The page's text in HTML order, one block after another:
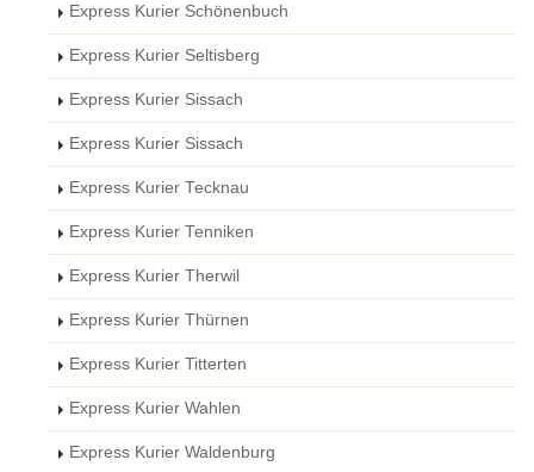
Express Kurier Schönenbuch
Express Kurier Seltisberg
Express Kurier Sissach
Express Kurier Sissach
Express Kurier Tecknau
Express Kurier Tenniken
Express Kurier Therwil
Express Kurier Thürnen
Express Kurier Titterten
Express Kurier Wahlen
Express Kurier Waldenburg